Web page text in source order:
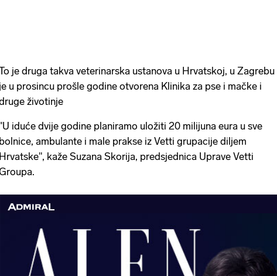
je druga takva veterinarska ustanova u Hrvatskoj, u Zagrebu
je u prosincu prošle godine otvorena Klinika za pse i mačke i
životinje
''U iduće dvije godine planiramo uložiti 20 milijuna eura u sve
bolnice, ambulante i male prakse iz Vetti grupacije diljem
Hrvatske", kaže Suzana Skorija, predsjednica Uprave Vetti